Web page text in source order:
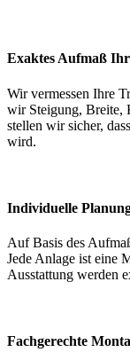
Exaktes Aufmaß
Wir vermessen Ihre
wir Steigung, Breite,
stellen wir sicher,
wird.
Individuelle
Auf Basis des
Jede Anlage ist eine
Ausstattung werden
Fachgerechte